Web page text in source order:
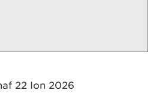
22 Ion 2026